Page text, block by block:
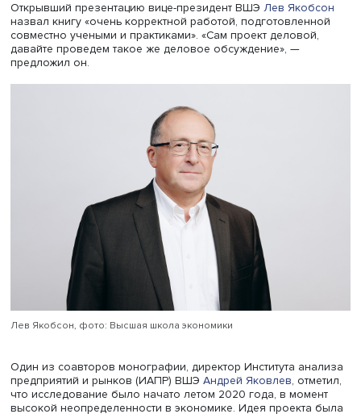
Исследование было проведено тремя
ВШЭ —Институтом анализа предприятий и рынков
исследований структурной политикии Институтом «
развития» — совместно с Российским союзом
промышленников и предпринимателей (РСПП).
Открывший презентацию вице-президент ВШЭ
назвал книгу «очень корректной работой,
совместно учеными и практиками». «Сам проект
давайте проведем такое же деловое обсуждение», —